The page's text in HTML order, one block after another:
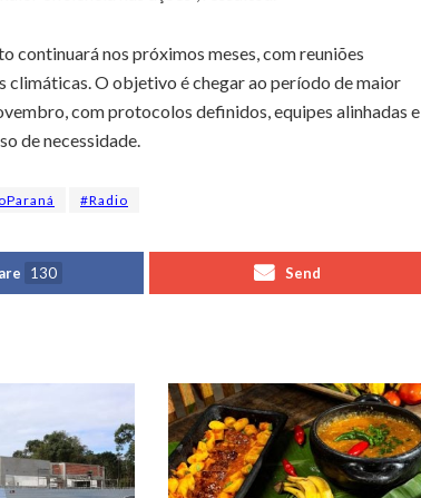
continuará nos próximos meses, com reuniões
climáticas. O objetivo é chegar ao período de maior
com protocolos definidos, equipes alinhadas e
de necessidade.
#Radio
130 Send